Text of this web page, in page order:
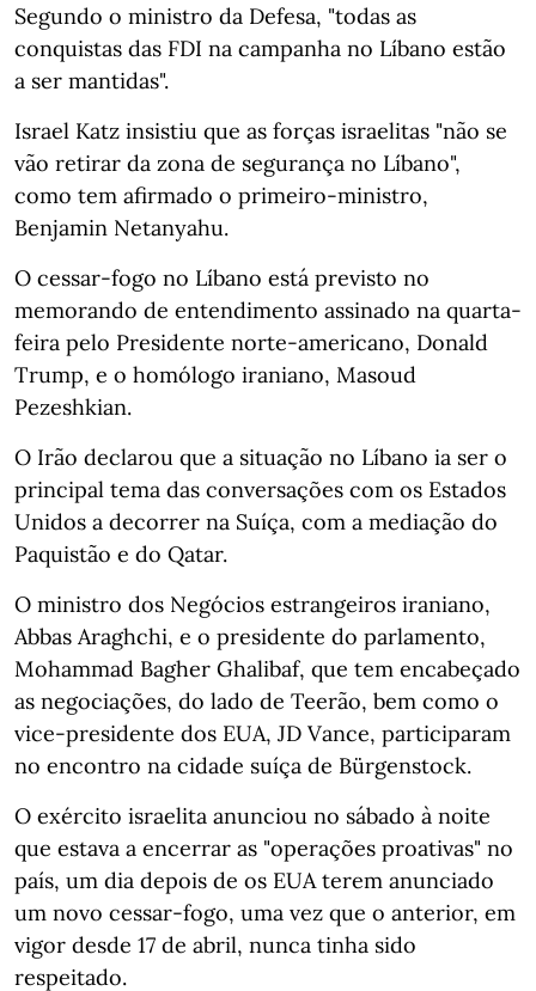
Segundo o ministro da Defesa, "todas as
conquistas das FDI na campanha no Líbano estão
a ser mantidas".
Israel Katz insistiu que as forças israelitas "não se
vão retirar da zona de segurança no Líbano",
como tem afirmado o primeiro-ministro,
Benjamin Netanyahu.
O cessar-fogo no Líbano está previsto no
memorando de entendimento assinado na quarta-
feira pelo Presidente norte-americano, Donald
Trump, e o homólogo iraniano, Masoud
Pezeshkian.
O Irão declarou que a situação no Líbano ia ser o
principal tema das conversações com os Estados
Unidos a decorrer na Suíça, com a mediação do
Paquistão e do Qatar.
O ministro dos Negócios estrangeiros iraniano,
Abbas Araghchi, e o presidente do parlamento,
Mohammad Bagher Ghalibaf, que tem encabeçado
as negociações, do lado de Teerão, bem como o
vice-presidente dos EUA, JD Vance, participaram
no encontro na cidade suíça de Bürgenstock.
O exército israelita anunciou no sábado à noite
que estava a encerrar as "operações proativas" no
país, um dia depois de os EUA terem anunciado
um novo cessar-fogo, uma vez que o anterior, em
vigor desde 17 de abril, nunca tinha sido
respeitado.